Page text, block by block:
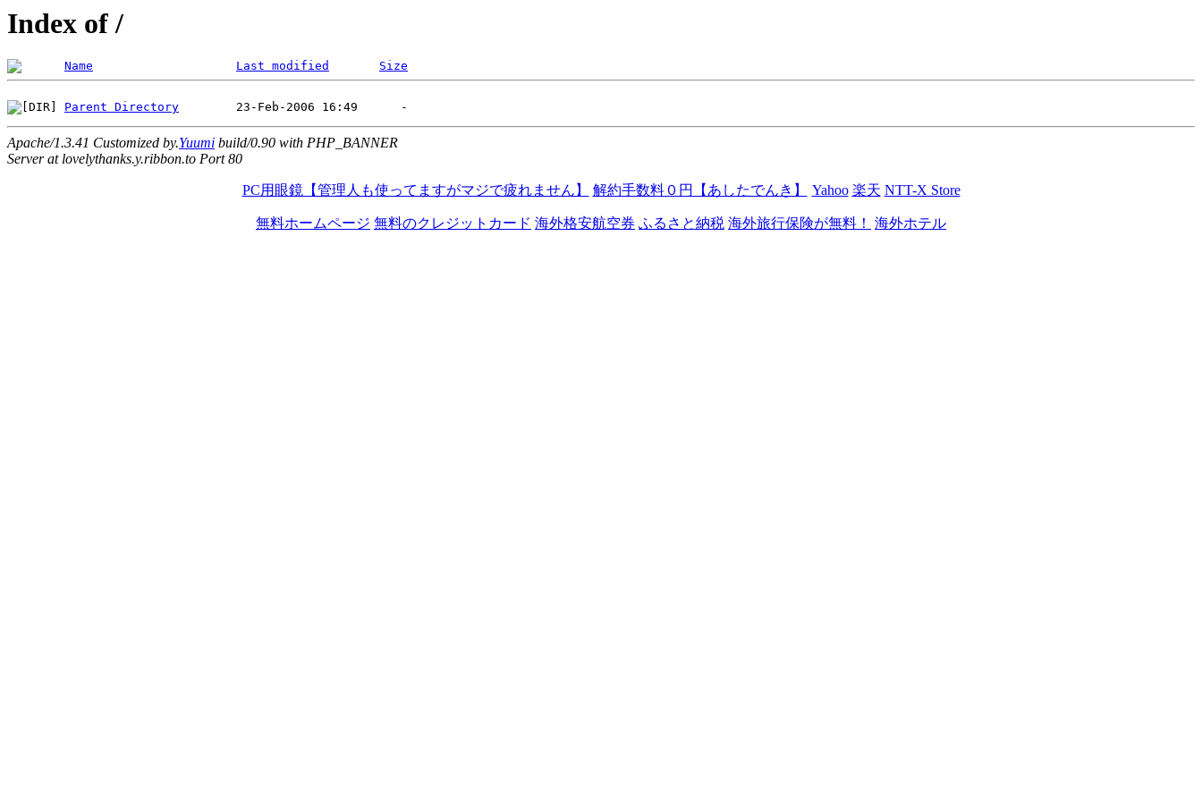
Index of /
Name Last modified Size
Parent Directory
Apache/1.3.41 Customized by.Yuumi build/0.90 with PHP_BANNER
Server at lovelythanks.y.ribbon.to Port 80
PC用眼鏡【管理人も使ってますがマジで疲れません】 解約手数料０円【あしたでんき】 Yahoo 楽天 NTT-X Store
無料ホームページ 無料のクレジットカード 海外格安航空券 ふるさと納税 海外旅行保険が無料！ 海外ホテル